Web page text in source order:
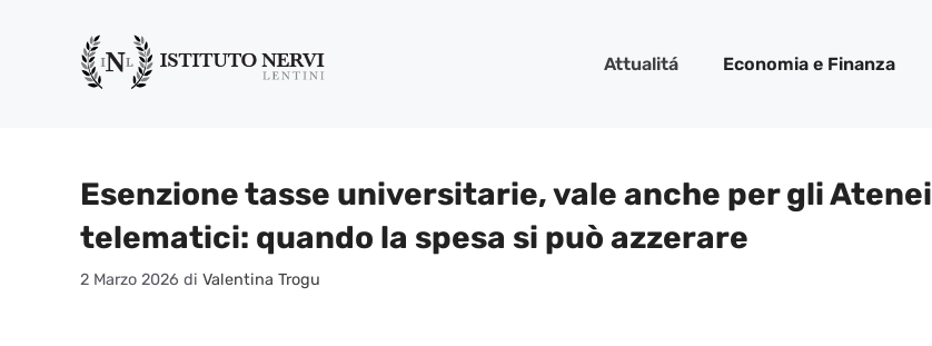
contenuto
Attualitá Economia e Finanza
Esenzione tasse universitarie, vale anche per gli Atenei
telematici: quando la spesa si può azzerare
2 Marzo 2026 di Valentina Trogu